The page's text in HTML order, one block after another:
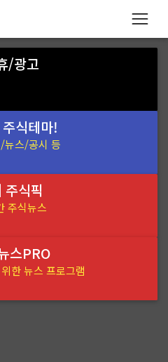
/광고
식테마!
뉴스/공시 등
주식픽
주식뉴스
스PRO
한 뉴스 프로그램